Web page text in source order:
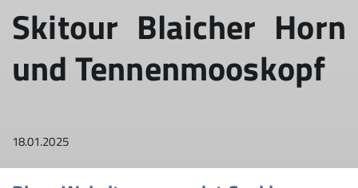
Skitour Blaicher Horn
und Tennenmooskopf
18.01.2025
Tourenbericht